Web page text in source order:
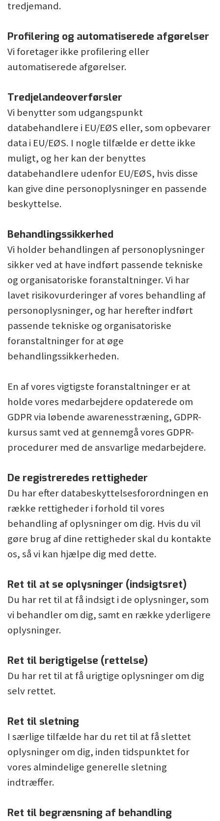
tredjemand.
Profilering og automatiserede afgørelser
Vi foretager ikke profilering eller
automatiserede afgørelser.
Tredjelandeoverførsler
Vi benytter som udgangspunkt
databehandlere i EU/EØS eller, som opbevarer
data i EU/EØS. I nogle tilfælde er dette ikke
muligt, og her kan der benyttes
databehandlere udenfor EU/EØS, hvis disse
kan give dine personoplysninger en passende
beskyttelse.
Behandlingssikkerhed
Vi holder behandlingen af personoplysninger
sikker ved at have indført passende tekniske
og organisatoriske foranstaltninger. Vi har
lavet risikovurderinger af vores behandling af
personoplysninger, og har herefter indført
passende tekniske og organisatoriske
foranstaltninger for at øge
behandlingssikkerheden.
En af vores vigtigste foranstaltninger er at
holde vores medarbejdere opdaterede om
GDPR via løbende awarenesstræning, GDPR-
kursus samt ved at gennemgå vores GDPR-
procedurer med de ansvarlige medarbejdere.
De registreredes rettigheder
Du har efter databeskyttelsesforordningen en
række rettigheder i forhold til vores
behandling af oplysninger om dig. Hvis du vil
gøre brug af dine rettigheder skal du kontakte
os, så vi kan hjælpe dig med dette.
Ret til at se oplysninger (indsigtsret)
Du har ret til at få indsigt i de oplysninger, som
vi behandler om dig, samt en række yderligere
oplysninger.
Ret til berigtigelse (rettelse)
Du har ret til at få urigtige oplysninger om dig
selv rettet.
Ret til sletning
I særlige tilfælde har du ret til at få slettet
oplysninger om dig, inden tidspunktet for
vores almindelige generelle sletning
indtræffer.
Ret til begrænsning af behandling